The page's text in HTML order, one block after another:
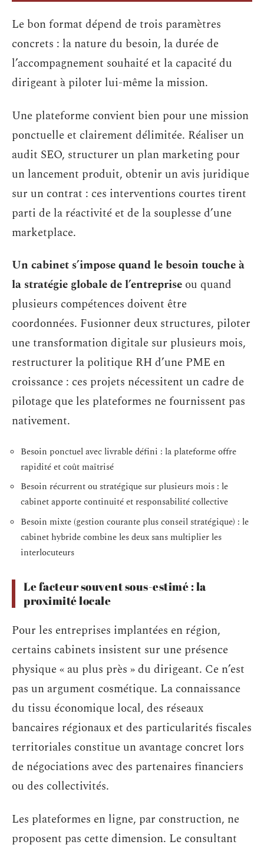
Le bon format dépend de trois paramètres
concrets : la nature du besoin, la durée de
l’accompagnement souhaité et la capacité du
dirigeant à piloter lui-même la mission.
Une plateforme convient bien pour une mission
ponctuelle et clairement délimitée. Réaliser un
audit SEO, structurer un plan marketing pour
un lancement produit, obtenir un avis juridique
sur un contrat : ces interventions courtes tirent
parti de la réactivité et de la souplesse d’une
marketplace.
Un cabinet s’impose quand le besoin touche à
la stratégie globale de l’entreprise ou quand
plusieurs compétences doivent être
coordonnées. Fusionner deux structures, piloter
une transformation digitale sur plusieurs mois,
restructurer la politique RH d’une PME en
croissance : ces projets nécessitent un cadre de
pilotage que les plateformes ne fournissent pas
nativement.
Besoin ponctuel avec livrable défini : la plateforme offre
rapidité et coût maîtrisé
Besoin récurrent ou stratégique sur plusieurs mois : le
cabinet apporte continuité et responsabilité collective
Besoin mixte (gestion courante plus conseil stratégique) : le
cabinet hybride combine les deux sans multiplier les
interlocuteurs
Le facteur souvent sous-estimé : la
proximité locale
Pour les entreprises implantées en région,
certains cabinets insistent sur une présence
physique « au plus près » du dirigeant. Ce n’est
pas un argument cosmétique. La connaissance
du tissu économique local, des réseaux
bancaires régionaux et des particularités fiscales
territoriales constitue un avantage concret lors
de négociations avec des partenaires financiers
ou des collectivités.
Les plateformes en ligne, par construction, ne
proposent pas cette dimension. Le consultant